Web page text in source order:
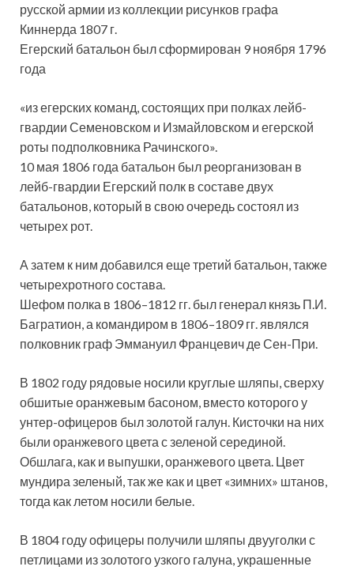
русской армии из коллекции рисунков графа
Киннерда 1807 г.
Егерский батальон был сформирован 9 ноября 1796
года
«из егерских команд, состоящих при полках лейб-
гвардии Семеновском и Измайловском и егерской
роты подполковника Рачинского».
10 мая 1806 года батальон был реорганизован в
лейб-гвардии Егерский полк в составе двух
батальонов, который в свою очередь состоял из
четырех рот.
А затем к ним добавился еще третий батальон, также
четырехротного состава.
Шефом полка в 1806–1812 гг. был генерал князь П.И.
Багратион, а командиром в 1806–1809 гг. являлся
полковник граф Эммануил Францевич де Сен-При.
В 1802 году рядовые носили круглые шляпы, сверху
обшитые оранжевым басоном, вместо которого у
унтер-офицеров был золотой галун. Кисточки на них
были оранжевого цвета с зеленой серединой.
Обшлага, как и выпушки, оранжевого цвета. Цвет
мундира зеленый, так же как и цвет «зимних» штанов,
тогда как летом носили белые.
В 1804 году офицеры получили шляпы двууголки с
петлицами из золотого узкого галуна, украшенные